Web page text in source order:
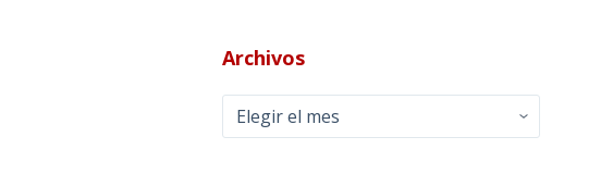
Archivos
Archivos